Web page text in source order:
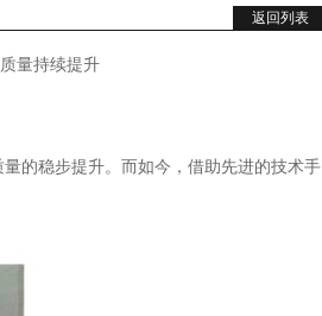
返回列表
量持续提升
的稳步提升。而如今，借助先进的技术手